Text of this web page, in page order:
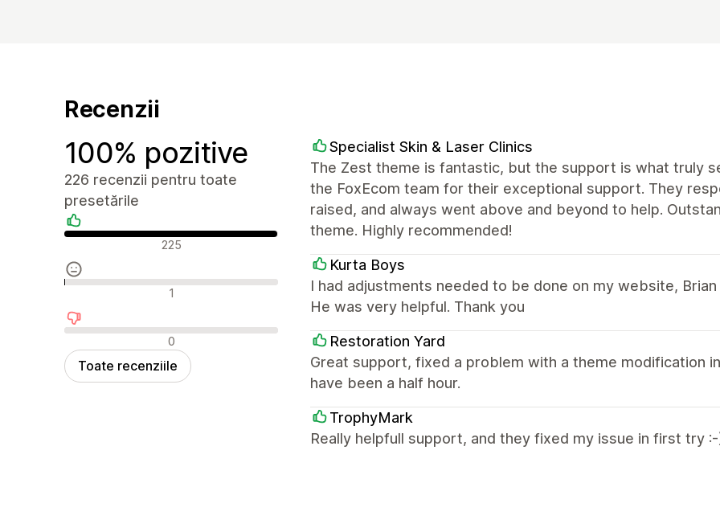
Recenzii
100% pozitive
226 recenzii pentru toate
presetările
Recenzii pozitive225
Recenzii neutre 1
Recenzii negative0
Toate recenziile
Specialist Skin & Laser Clinics
The Zest theme is fantastic, but the support is what truly
the FoxEcom team for their exceptional support. They
raised, and always went above and beyond to help.
theme. Highly recommended!
Kurta Boys
I had adjustments needed to be done on my website,
He was very helpful. Thank you
Restoration Yard
Great support, fixed a problem with a theme modification
have been a half hour.
TrophyMark
Really helpfull support, and they fixed my issue in first try